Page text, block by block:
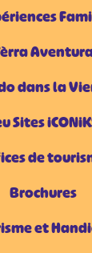
dans la
Sites
de
Brochures
et